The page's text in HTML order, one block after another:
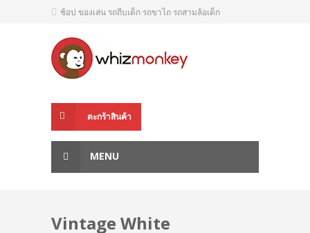
ช้อป ของเล่น รถถีบเด็ก รถขาไถ รถสามล้อเด็ก
ตะกร้าสินค้า
MENU
Vintage White